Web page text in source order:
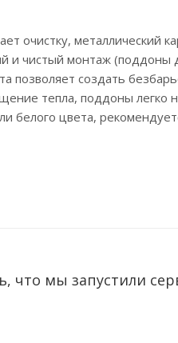
очистку, металлический
и чистый монтаж (поддоны
позволяет создать
тепла, поддоны
белого цвета,
что мы запустили